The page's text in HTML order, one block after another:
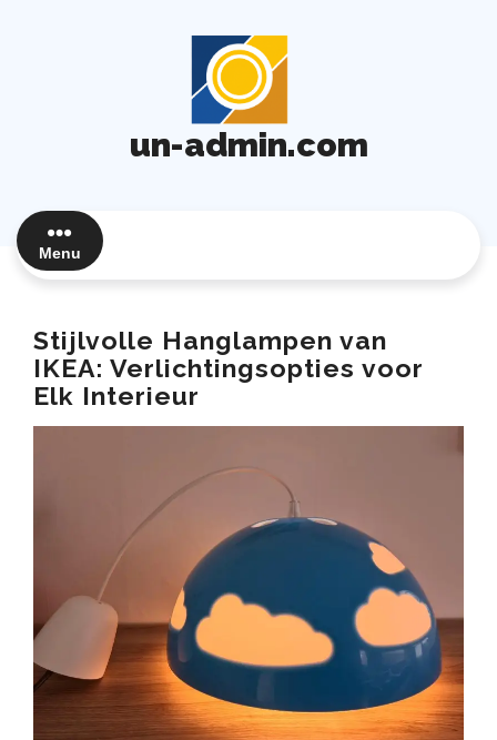
un-admin.com
Menu
Stijlvolle Hanglampen van
IKEA: Verlichtingsopties voor
Elk Interieur